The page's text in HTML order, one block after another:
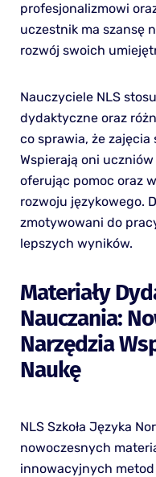
profesjonalizmowi
uczestnik ma szansę
rozwój swoich
Nauczyciele NLS
dydaktyczne oraz
co sprawia, że
Wspierają oni
oferując pomoc oraz
rozwoju językowego.
zmotywowani do
lepszych wyników.
Materiały
Nauczania:
Narzędzia
Naukę
NLS Szkoła Języka
nowoczesnych
innowacyjnych